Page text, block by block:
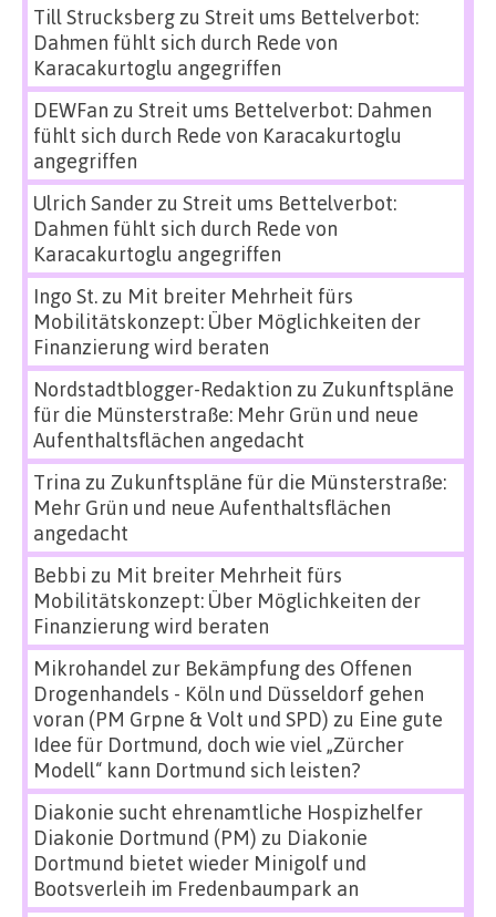
Till Strucksbergzu Streit ums Bettelverbot:
Dahmen fühlt sich durch Rede von
Karacakurtoglu angegriffen
DEWFan zu Streit ums Bettelverbot: Dahmen
fühlt sich durch Rede von Karacakurtoglu
angegriffen
Ulrich Sanderzu Streit ums Bettelverbot:
Dahmen fühlt sich durch Rede von
Karacakurtoglu angegriffen
Ingo St.zu Mit breiter Mehrheit fürs
Mobilitätskonzept: Über Möglichkeiten der
Finanzierung wird beraten
Nordstadtblogger-Redaktion zu Zukunftspläne
für die Münsterstraße: Mehr Grün und neue
Aufenthaltsflächen angedacht
Trina zu Zukunftspläne für die Münsterstraße:
Mehr Grün und neue Aufenthaltsflächen
angedacht
Bebbi zu Mit breiter Mehrheit fürs
Mobilitätskonzept: Über Möglichkeiten der
Finanzierung wird beraten
Mikrohandel zur Bekämpfung des Offenen
Drogenhandels - Köln und Düsseldorf gehen
voran (PM Grpne & Volt und SPD) zu Eine gute
Idee für Dortmund, doch wie viel „Zürcher
Modell“ kann Dortmund sich leisten?
Diakonie sucht ehrenamtliche Hospizhelfer
Diakonie Dortmund (PM) zu Diakonie
Dortmund bietet wieder Minigolf und
Bootsverleih im Fredenbaumpark an